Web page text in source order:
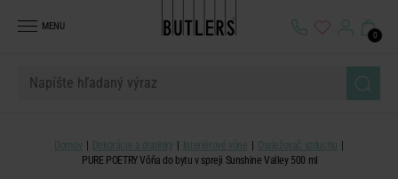
MENU
0
Domov Dekorácie a doplnky Interiérové vône
Osviežovač vzduchu
PURE POETRY Vôňa do bytu v spreji Sunshine Valley 500 ml